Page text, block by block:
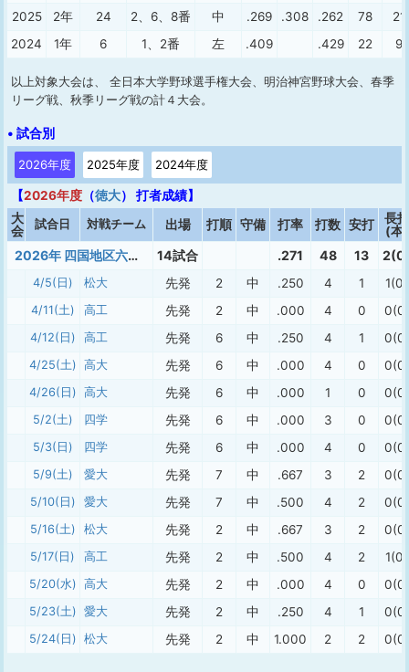
2025 2年 24 2、6、8番 中 .269 .308 .262 78
21
2024
1年 6 1、2番 左 .409 .429 22 9
以上対象大会は、 全日本大学野球選手権大会、明治神宮野球大会、春季
リーグ戦、秋季リーグ戦の計４大会。
• 試合別
2026年度 2025年度 2024年度
【2026年度 （徳大） 打者成績】
大
会
試合日 対戦チーム 出場 打順 守備 打率 打数 安打
長打
(本)
2026年 四国地区六大学春季（１部） 14試合 .271 48 13
4/5(日) 松大 先発 2 中 .250 4 1 1(0)
4/11(土) 高工 先発 2 中 .000 4 0 0(0)
4/12(日) 高工 先発 6 中 .250 4 1 0(0)
4/25(土) 高大 先発 6 中 .000 4 0 0(0)
4/26(日) 高大 先発 6 中 .000 1 0 0(0)
5/2(土) 四学 先発 6 中 .000 3 0 0(0)
5/3(日) 四学 先発 6 中 .000 4 0 0(0)
5/9(土) 愛大 先発 7 中 .667 3 2 0(0)
5/10(日) 愛大 先発 7 中 .500 4 2 0(0)
5/16(土) 松大 先発 2 中 .667 3 2 0(0)
5/17(日) 高工 先発 2 中 .500 4 2 1(0)
5/20(水) 高大 先発 2 中 .000 4 0 0(0)
5/23(土) 愛大 先発 2 中 .250 4 1 0(0)
5/24(日) 松大 先発 2 中 1.000 2 2 0(0)